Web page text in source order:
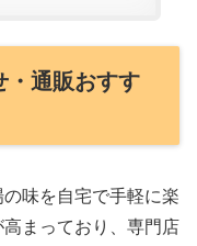
・通販おすす
味を自宅で手軽に楽
まっており、専門店